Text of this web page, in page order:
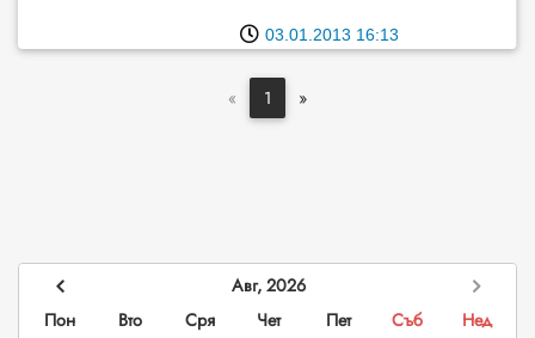
03.01.2013 16:13
« 1 »
Авг, 2026
Пон
Вто Сря Чет Пет Съб
Нед